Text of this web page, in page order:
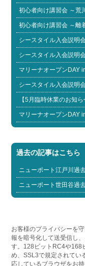
初心者向け講習会 ～荒
初心者向け講習会 ～離
シースタイル入会説明
シースタイル入会説明
マリーナオープンDAY
シースタイル入会説明
【5月臨時休業のお知ら
マリーナオープンDAY
過去の記事はこちら
ニューポート江戸川過
ニューポート世田谷過
お客様のプライバシーを
報を暗号化して送受信し
す。128ビットRC4や168
め、SSL3で規定されてい
応しているブラウザをお